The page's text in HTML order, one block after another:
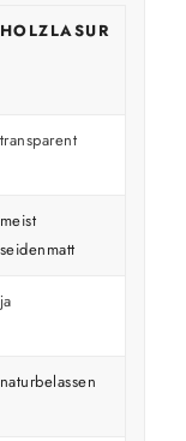
HOLZLASUR
transparent
meist
seidenmatt
ja
naturbelassen